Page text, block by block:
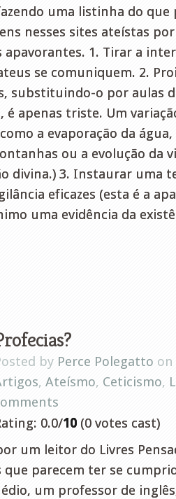
uma listinha do que
nesses sites ateístas
1. Tirar a
se comuniquem. 2.
substituindo-o por aulas
é apenas triste. Um
a evaporação da
ou a evolução da
divina.) 3. Instaurar uma
eficazes (esta é a
uma evidência da
by Perce Polegatto on
, Ateísmo, Ceticismo,
0.0/10 (0 votes cast)
um leitor do Livres
parecem ter se
um professor de